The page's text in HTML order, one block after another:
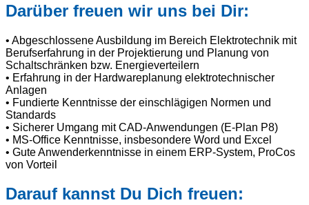
Darüber freuen wir uns bei Dir:
• Abgeschlossene Ausbildung im Bereich Elektrotechnik mit
Berufserfahrung in der Projektierung und Planung von
Schaltschränken bzw. Energieverteilern
• Erfahrung in der Hardwareplanung elektrotechnischer
Anlagen
• Fundierte Kenntnisse der einschlägigen Normen und
Standards
• Sicherer Umgang mit CAD-Anwendungen (E-Plan P8)
• MS-Office Kenntnisse, insbesondere Word und Excel
• Gute Anwenderkenntnisse in einem ERP-System, ProCos
von Vorteil
Darauf kannst Du Dich freuen: